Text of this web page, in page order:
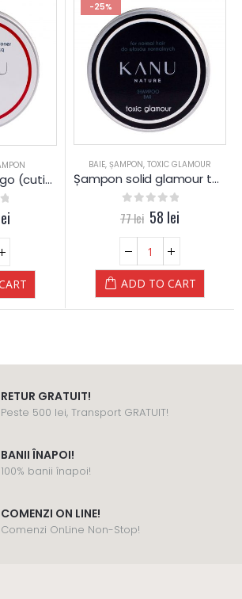
Șampon cu mango (cutie de metal)
-25%
BAIE, ȘAMPON, TOXIC GLAMOUR
Șampon solid glamour toxic (cutie de metal)
out of 5
77lei 58 lei
ADD TO CART
RETUR GRATUIT!
Peste 500 lei, Transport GRATUIT!
BANII ÎNAPOI!
100% banii înapoi!
COMENZI ON LINE!
Comenzi OnLine Non-Stop!